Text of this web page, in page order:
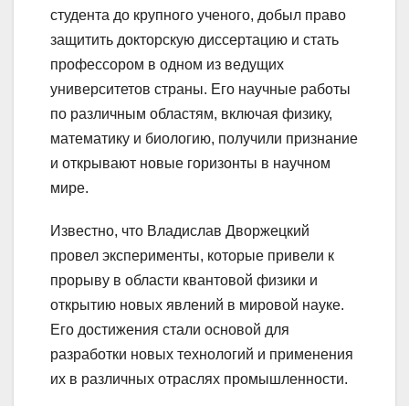
студента до крупного ученого, добыл право
защитить докторскую диссертацию и стать
профессором в одном из ведущих
университетов страны. Его научные работы
по различным областям, включая физику,
математику и биологию, получили признание
и открывают новые горизонты в научном
мире.
Известно, что Владислав Дворжецкий
провел эксперименты, которые привели к
прорыву в области квантовой физики и
открытию новых явлений в мировой науке.
Его достижения стали основой для
разработки новых технологий и применения
их в различных отраслях промышленности.